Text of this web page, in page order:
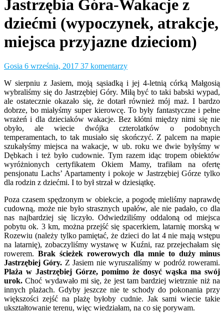
Jastrzębia Góra-Wakacje z
dziećmi (wypoczynek, atrakcje,
miejsca przyjazne dzieciom)
Gosia 6 września, 2017 37 komentarzy
W sierpniu z Jasiem, moją sąsiadką i jej 4-letnią córką Małgosią
wybraliśmy się do Jastrzębiej Góry. Miłą być to taki babski wypad,
ale ostatecznie okazało się, że dotarł również mój maż. I bardzo
dobrze, bo miałyśmy super kierowcę. To były fantastyczne i pełne
wrażeń i dla dzieciaków wakacje. Bez kłótni między nimi się nie
obyło, ale wiecie dwójka czterolatków o podobnych
temperamentach, to tak musiało się skończyć. Z palcem na mapie
szukałyśmy miejsca na wakacje, w ub. roku we dwie byłyśmy w
Dębkach i też było cudownie. Tym razem idąc tropem obiektów
wyróżnionych certyfikatem Okiem Mamy, trafiłam na ofertę
pensjonatu Lachs’ Apartamenty i pokoje w Jastrzębiej Górze tylko
dla rodzin z dziećmi. I to był strzał w dziesiątkę.
Poza czasem spędzonym w obiekcie, a pogodę mieliśmy naprawdę
cudowną, może nie było strasznych upałów, ale nie padało, co dla
nas najbardziej się liczyło. Odwiedziliśmy oddaloną od miejsca
pobytu ok. 3 km, można przejść się spacerkiem, latarnię morską w
Rozewiu (należy tylko pamiętać, że dzieci do lat 4 nie mają wstępu
na latarnię), zobaczyliśmy wystawę w Kuźni, raz przejechałam się
rowerem. Brak ścieżek rowerowych dla mnie to duży minus
Jastrzębiej Góry. Z Jasiem nie wyruszaliśmy w podróż rowerami.
Plaża w Jastrzębiej Górze, pomimo że dosyć wąska ma swój
urok. Choć wydawało mi się, że jest tam bardziej wietrznie niż na
innych plażach. Gdyby jeszcze nie te schody do pokonania przy
większości zejść na plażę byłoby cudnie. Jak sami wiecie takie
ukształtowanie terenu, więc wiedziałam, na co się porywam.